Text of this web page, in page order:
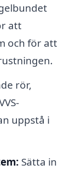
att
och för att
rör,
uppstå i
Sätta in